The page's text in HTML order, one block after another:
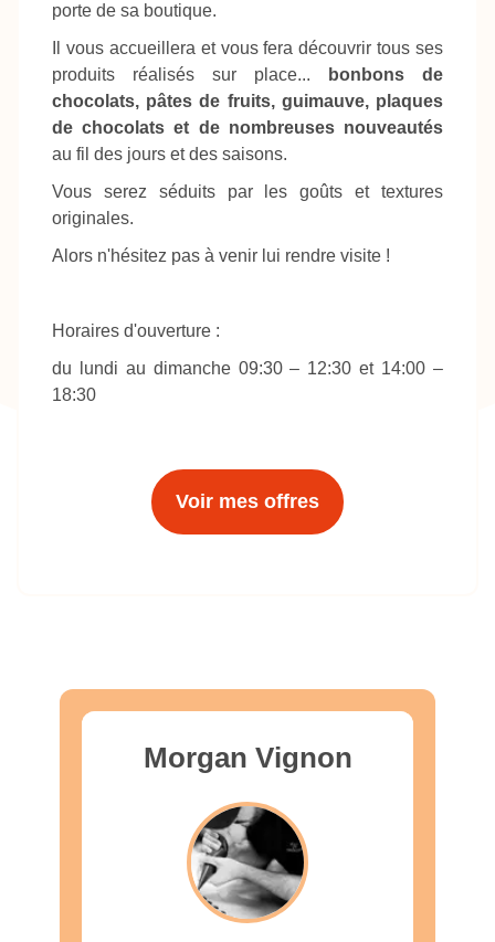
porte de sa boutique.
Il vous accueillera et vous fera découvrir tous ses
produits réalisés sur place...
bonbons de
chocolats, pâtes de fruits, guimauve, plaques
de chocolats et de nombreuses nouveautés
au fil des jours et des saisons.
Vous serez séduits par les goûts et textures
originales.
Alors n'hésitez pas à venir lui rendre visite !
Horaires d'ouverture :
du lundi au dimanche 09:30 – 12:30 et 14:00 –
18:30
Voir mes offres
Morgan Vignon